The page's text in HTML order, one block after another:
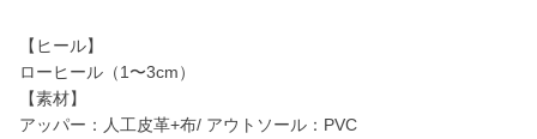
【ヒール】
ローヒール（1〜3cm）
【素材】
アッパー：人工皮革+布/ アウトソール：PVC